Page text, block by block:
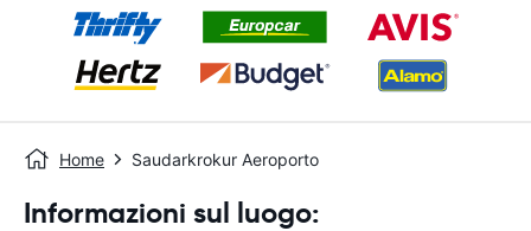
Home Saudarkrokur Aeroporto
Informazioni sul luogo: